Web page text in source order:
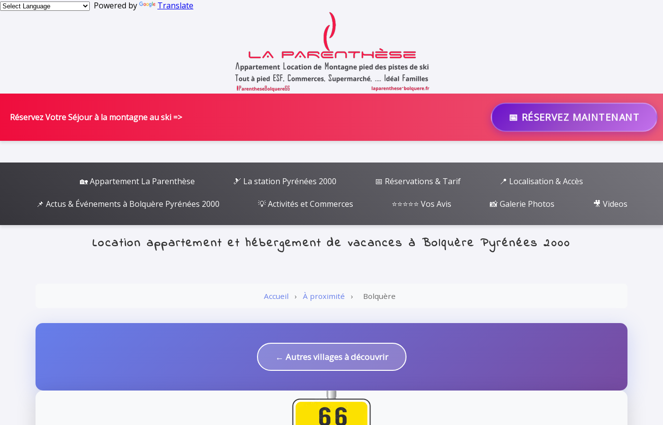
Powered by Translate
Réservez Votre Séjour à la montagne au ski => 📅 RÉSERVEZ MAINTENANT
🏡 Appartement La Parenthèse 🎿 La station Pyrénées 2000 📅 Réservations & Tarif 📍 Localisation & Accès
📌 Actus & Événements à Bolquère Pyrénées 2000 💡 Activités et Commerces ⭐⭐⭐⭐⭐ Vos Avis 📸 Galerie Photos 🎥 Videos
Location appartement et hébergement de vacances à Bolquère Pyrénées 2000
Accueil › À proximité › Bolquère
← Autres villages à découvrir